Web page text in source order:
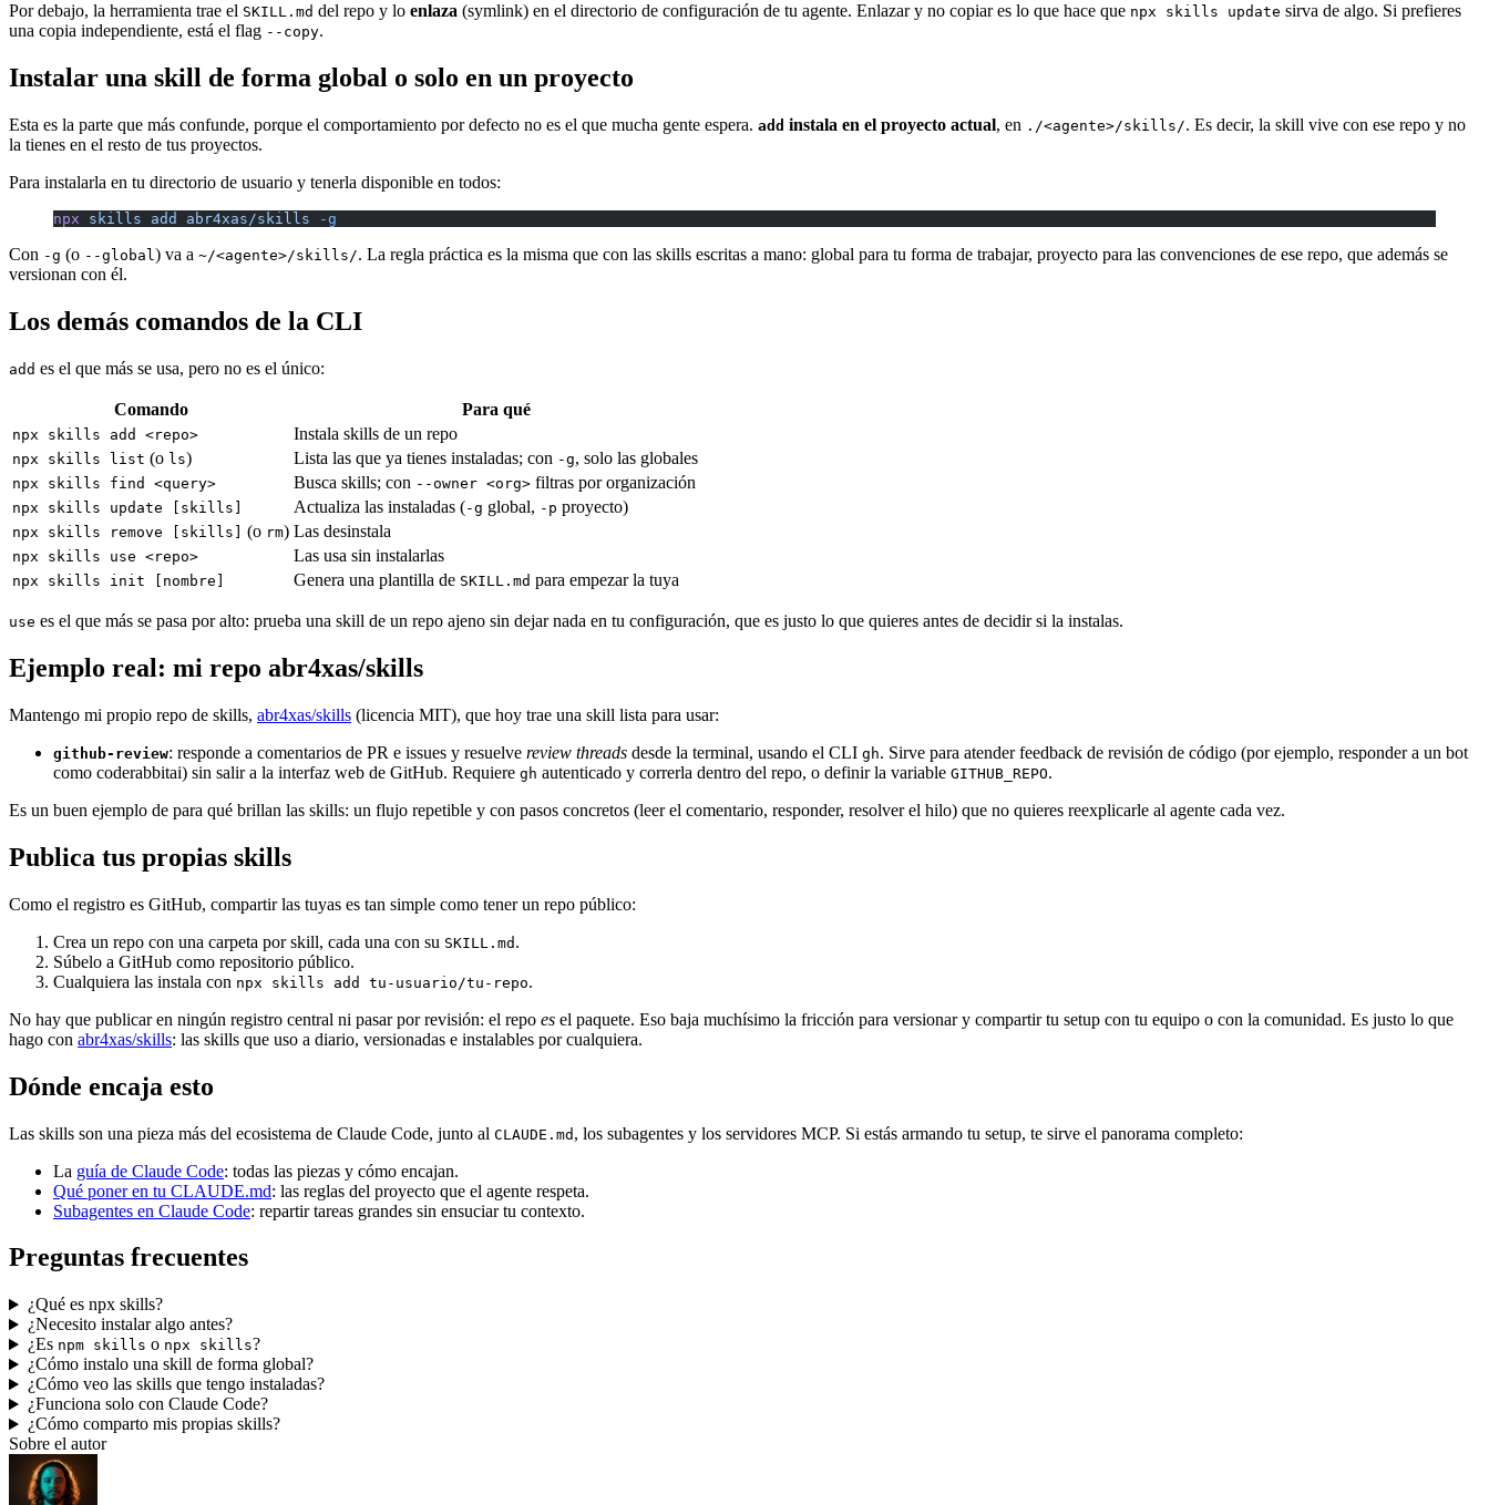
Por debajo, la herramienta trae el SKILL.md del repo y lo enlaza (symlink) en el directorio de configuración de tu agente. Enlazar y no copiar es lo que hace que npx skills update sirva de algo. Si prefieres
una copia independiente, está el flag --copy.
Instalar una skill de forma global o solo en un proyecto
Esta es la parte que más confunde, porque el comportamiento por defecto no es el que mucha gente espera. add instala en el proyecto actual, en ./<agente>/skills/. Es decir, la skill vive con ese repo y no
la tienes en el resto de tus proyectos.
Para instalarla en tu directorio de usuario y tenerla disponible en todos:
npx skills add abr4xas/skills -g
Con -g (o --global) va a ~/<agente>/skills/. La regla práctica es la misma que con las skills escritas a mano: global para tu forma de trabajar, proyecto para las convenciones de ese repo, que además se
versionan con él.
Los demás comandos de la CLI
add es el que más se usa, pero no es el único:
Comando Para qué
npx skills add <repo> Instala skills de un repo
npx skills list (o ls) Lista las que ya tienes instaladas; con -g, solo las globales
npx skills find <query> Busca skills; con --owner <org> filtras por organización
npx skills update [skills] Actualiza las instaladas (-g global, -p proyecto)
npx skills remove [skills] (o rm) Las desinstala
npx skills use <repo> Las usa sin instalarlas
npx skills init [nombre] Genera una plantilla de SKILL.md para empezar la tuya
use es el que más se pasa por alto: prueba una skill de un repo ajeno sin dejar nada en tu configuración, que es justo lo que quieres antes de decidir si la instalas.
Ejemplo real: mi repo abr4xas/skills
Mantengo mi propio repo de skills, abr4xas/skills (licencia MIT), que hoy trae una skill lista para usar:
github-review: responde a comentarios de PR e issues y resuelve review threads desde la terminal, usando el CLI gh. Sirve para atender feedback de revisión de código (por ejemplo, responder a un bot
como coderabbitai) sin salir a la interfaz web de GitHub. Requiere gh autenticado y correrla dentro del repo, o definir la variable GITHUB_REPO.
Es un buen ejemplo de para qué brillan las skills: un flujo repetible y con pasos concretos (leer el comentario, responder, resolver el hilo) que no quieres reexplicarle al agente cada vez.
Publica tus propias skills
Como el registro es GitHub, compartir las tuyas es tan simple como tener un repo público:
Crea un repo con una carpeta por skill, cada una con su SKILL.md .
Súbelo a GitHub como repositorio público.
Cualquiera las instala con npx skills add tu-usuario/tu-repo.
No hay que publicar en ningún registro central ni pasar por revisión: el repo es el paquete. Eso baja muchísimo la fricción para versionar y compartir tu setup con tu equipo o con la comunidad. Es justo lo que
hago con abr4xas/skills: las skills que uso a diario, versionadas e instalables por cualquiera.
Dónde encaja esto
Las skills son una pieza más del ecosistema de Claude Code, junto al CLAUDE.md , los subagentes y los servidores MCP. Si estás armando tu setup, te sirve el panorama completo:
La guía de Claude Code: todas las piezas y cómo encajan.
Qué poner en tu CLAUDE.md: las reglas del proyecto que el agente respeta.
Subagentes en Claude Code: repartir tareas grandes sin ensuciar tu contexto.
Preguntas frecuentes
¿Qué es npx skills?
¿Necesito instalar algo antes?
¿Es npm skills o npx skills?
¿Cómo instalo una skill de forma global?
¿Cómo veo las skills que tengo instaladas?
¿Funciona solo con Claude Code?
¿Cómo comparto mis propias skills?
Sobre el autor